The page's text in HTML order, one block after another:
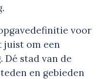
voor
juist om een
Dé stad van de
en gebieden